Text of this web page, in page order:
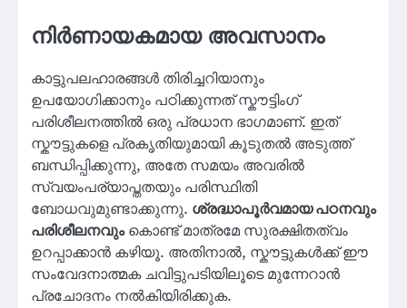
നിർണായകമായ അവസാനം
കാട്ടുപലഹാരങ്ങൾ തിരിച്ചറിയാനും
ഉപയോഗിക്കാനും പഠിക്കുന്നത് സ്കൗട്ടിംഗ്
പരിശീലനത്തിൽ ഒരു പ്രധാന ഭാഗമാണ്. ഇത്
സ്കൗട്ടുകളെ പ്രകൃതിയുമായി കൂടുതൽ അടുത്ത്
ബന്ധിപ്പിക്കുന്നു, അതേ സമയം അവരിൽ
സ്വയംപര്യാപ്തതയും പരിസ്ഥിതി
ബോധവുമുണ്ടാക്കുന്നു. ശ്രദ്ധാപൂർവമായ പഠനവും
പരിശീലനവുംകൊണ്ട് മാത്രമേ സുരക്ഷിതത്വം
ഉറപ്പാക്കാൻ കഴിയൂ. അതിനാൽ, സ്കൗട്ടുകൾക്ക് ഈ
സംവേദനാത്മക ചവിട്ടുപടിയിലൂടെ മുന്നേറാൻ
പ്രചോദനം നൽകിയിരിക്കുക.